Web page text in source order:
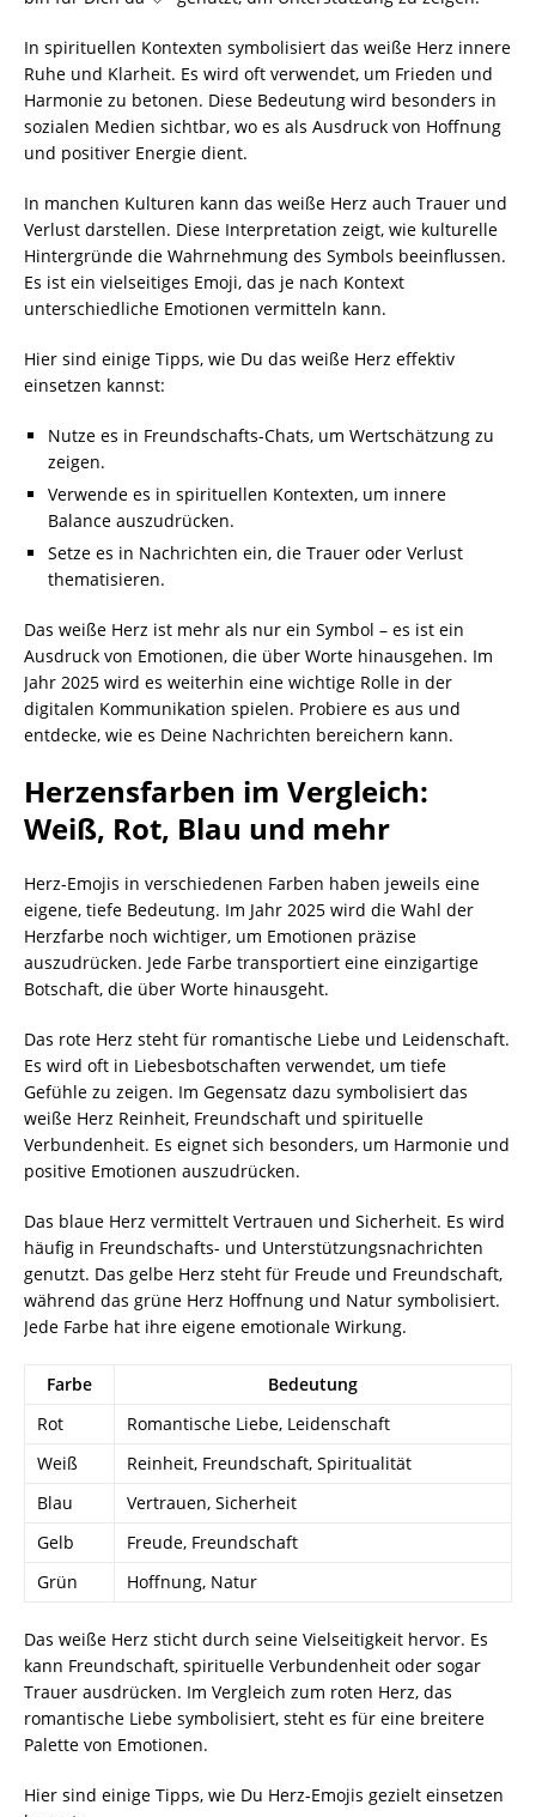
In spirituellen Kontexten symbolisiert das weiße Herz innere
Ruhe und Klarheit. Es wird oft verwendet, um Frieden und
Harmonie zu betonen. Diese Bedeutung wird besonders in
sozialen Medien sichtbar, wo es als Ausdruck von Hoffnung
und positiver Energie dient.
In manchen Kulturen kann das weiße Herz auch Trauer und
Verlust darstellen. Diese Interpretation zeigt, wie kulturelle
Hintergründe die Wahrnehmung des Symbols beeinflussen.
Es ist ein vielseitiges Emoji, das je nach Kontext
unterschiedliche Emotionen vermitteln kann.
Hier sind einige Tipps, wie Du das weiße Herz effektiv
einsetzen kannst:
Nutze es in Freundschafts-Chats, um Wertschätzung zu
zeigen.
Verwende es in spirituellen Kontexten, um innere
Balance auszudrücken.
Setze es in Nachrichten ein, die Trauer oder Verlust
thematisieren.
Das weiße Herz ist mehr als nur ein Symbol – es ist ein
Ausdruck von Emotionen, die über Worte hinausgehen. Im
Jahr 2025 wird es weiterhin eine wichtige Rolle in der
digitalen Kommunikation spielen. Probiere es aus und
entdecke, wie es Deine Nachrichten bereichern kann.
Herzensfarben im Vergleich:
Weiß, Rot, Blau und mehr
Herz-Emojis in verschiedenen Farben haben jeweils eine
eigene, tiefe Bedeutung. Im Jahr 2025 wird die Wahl der
Herzfarbe noch wichtiger, um Emotionen präzise
auszudrücken. Jede Farbe transportiert eine einzigartige
Botschaft, die über Worte hinausgeht.
Das rote Herz steht für romantische Liebe und Leidenschaft.
Es wird oft in Liebesbotschaften verwendet, um tiefe
Gefühle zu zeigen. Im Gegensatz dazu symbolisiert das
weiße Herz Reinheit, Freundschaft und spirituelle
Verbundenheit. Es eignet sich besonders, um Harmonie und
positive Emotionen auszudrücken.
Das blaue Herz vermittelt Vertrauen und Sicherheit. Es wird
häufig in Freundschafts- und Unterstützungsnachrichten
genutzt. Das gelbe Herz steht für Freude und Freundschaft,
während das grüne Herz Hoffnung und Natur symbolisiert.
Jede Farbe hat ihre eigene emotionale Wirkung.
Farbe
Bedeutung
Rot
Romantische Liebe, Leidenschaft
Weiß
Reinheit, Freundschaft, Spiritualität
Blau
Vertrauen, Sicherheit
Gelb
Freude, Freundschaft
Grün
Hoffnung, Natur
Das weiße Herz sticht durch seine Vielseitigkeit hervor. Es
kann Freundschaft, spirituelle Verbundenheit oder sogar
Trauer ausdrücken. Im Vergleich zum roten Herz, das
romantische Liebe symbolisiert, steht es für eine breitere
Palette von Emotionen.
Hier sind einige Tipps, wie Du Herz-Emojis gezielt einsetzen